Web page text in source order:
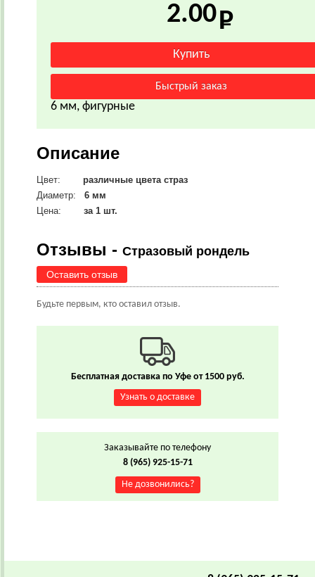
2.00
6 мм, фигурные
Описание
Цвет:
различные цвета страз
Диаметр:
6 мм
Цена:
за 1 шт.
Отзывы - Стразовый рондель
Оставить отзыв
Будьте первым, кто оставил отзыв.
Бесплатная доставка по Уфе от 1500 руб.
Узнать о доставке
Заказывайте по телефону
8 (965) 925-15-71
Не дозвонились?